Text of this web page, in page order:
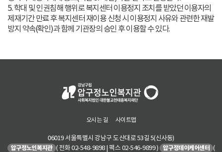
5. 학대 및 인권침해 행위로 복지센터 이용정지 조치를 받았던 이용자의
제재기간 만료 후 복지센터 재이용 신청 시 이용정지 사유와 관련한 재발
방지 약속(확인)과 함께 기관장의 승인 후 이용할 수 있다.
오시는 길 사이트맵
06019 서울특별시 강남구 도산대로 53길 5(신사동)
압구정노인복지관 ( 전화 02-548-9898 | 팩스 02-546-9899 ) 압구정데이케어센터 (